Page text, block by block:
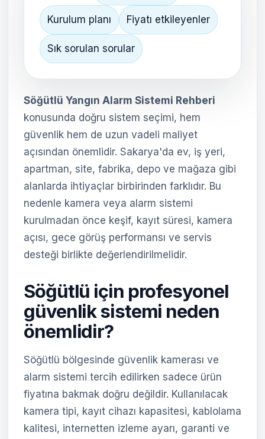
Kurulum planı Fiyatı etkileyenler
Sık sorulan sorular
Söğütlü Yangın Alarm Sistemi Rehberi
konusunda doğru sistem seçimi, hem
güvenlik hem de uzun vadeli maliyet
açısından önemlidir. Sakarya'da ev, iş yeri,
apartman, site, fabrika, depo ve mağaza gibi
alanlarda ihtiyaçlar birbirinden farklıdır. Bu
nedenle kamera veya alarm sistemi
kurulmadan önce keşif, kayıt süresi, kamera
açısı, gece görüş performansı ve servis
desteği birlikte değerlendirilmelidir.
Söğütlü için profesyonel
güvenlik sistemi neden
önemlidir?
Söğütlü bölgesinde güvenlik kamerası ve
alarm sistemi tercih edilirken sadece ürün
fiyatına bakmak doğru değildir. Kullanılacak
kamera tipi, kayıt cihazı kapasitesi, kablolama
kalitesi, internetten izleme ayarı, garanti ve